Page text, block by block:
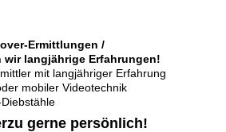
Ermittlungen /
langjährige Erfahrungen!
mit langjähriger Erfahrung
mobiler Videotechnik
gerne persönlich!